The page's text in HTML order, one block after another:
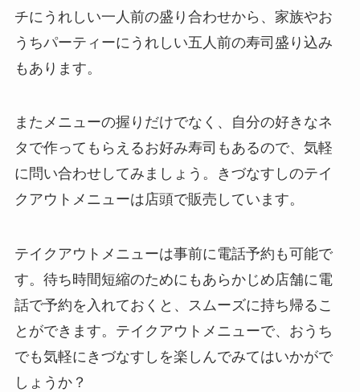
チにうれしい一人前の盛り合わせから、家族やお
うちパーティーにうれしい五人前の寿司盛り込み
もあります。
またメニューの握りだけでなく、自分の好きなネ
タで作ってもらえるお好み寿司もあるので、気軽
に問い合わせしてみましょう。きづなすしのテイ
クアウトメニューは店頭で販売しています。
テイクアウトメニューは事前に電話予約も可能で
す。待ち時間短縮のためにもあらかじめ店舗に電
話で予約を入れておくと、スムーズに持ち帰るこ
とができます。テイクアウトメニューで、おうち
でも気軽にきづなすしを楽しんでみてはいかがで
しょうか？